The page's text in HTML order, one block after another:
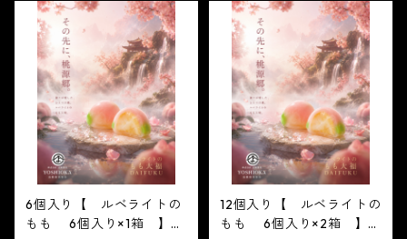
しおかジュエリーボックス
SPオパールのぶどう DAIF
UKU 島根県出雲市のフル
ーツ大福
よしおかジュエリーボック
スSPオパールのぶどう DA
IFUKU 島根県出雲市のフ
ルーツ大福
6個入り【 ルベライトの
もも 6個入り×1箱 】
12個入り【 ルベライトの
もも 6個入り×2箱 】